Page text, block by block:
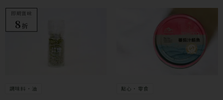
即期賞味
8 折
調味料・油 點心・零食
種